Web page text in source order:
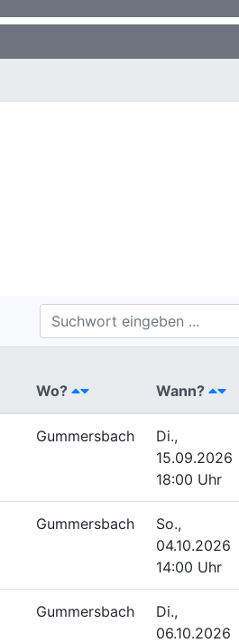
Wo? Wann?
Gummersbach
Di.,
15.09.2026
18:00 Uhr
Gummersbach
So.,
04.10.2026
14:00 Uhr
Gummersbach
Di.,
06.10.2026